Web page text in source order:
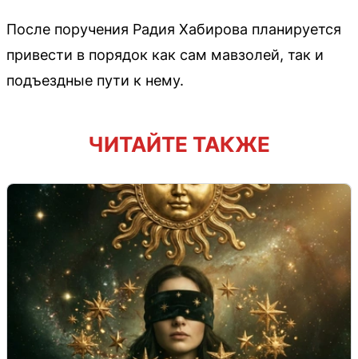
После поручения Радия Хабирова планируется
привести в порядок как сам мавзолей, так и
подъездные пути к нему.
ЧИТАЙТЕ ТАКЖЕ